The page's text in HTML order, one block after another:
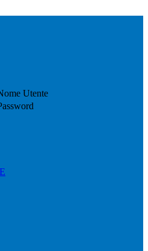
Utente